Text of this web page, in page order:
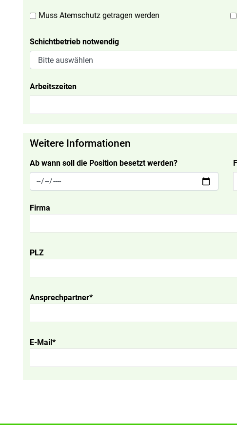
Muss Atemschutz getragen werden
Schichtbetrieb notwendig
Arbeitszeiten
Weitere Informationen
Ab wann soll die Position besetzt werden?
Firma
PLZ
Ansprechpartner*
E-Mail*